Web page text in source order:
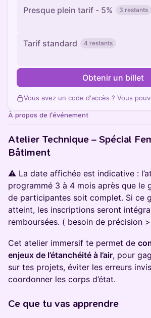
Presque plein tarif - 5% 3 restants
Tarif standard 4 restants
Obtenir un billet
Vous avez un code d'accès ? Vous
À propos de l'événement
Atelier Technique – Spécial
Bâtiment
⚠️ La date affichée est indicative :
programmé 3 à 4 mois après que le
de participantes soit complet. Si ce
atteint, les inscriptions seront
remboursées. ( besoin de précision
Cet atelier immersif te permet de
enjeux de l’étanchéité à l’air, pour
sur tes projets, éviter les erreurs
coordonner les corps d’état.
Ce que tu vas apprendre